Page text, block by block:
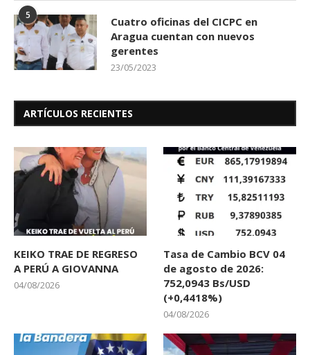
5
Cuatro oficinas del CICPC en
Aragua cuentan con nuevos
gerentes
23/05/2023
ARTÍCULOS RECIENTES
KEIKO TRAE DE REGRESO
A PERÚ A GIOVANNA
04/08/2026
Tasa de Cambio BCV 04
de agosto de 2026:
752,0943 Bs/USD
(+0,4418%)
04/08/2026